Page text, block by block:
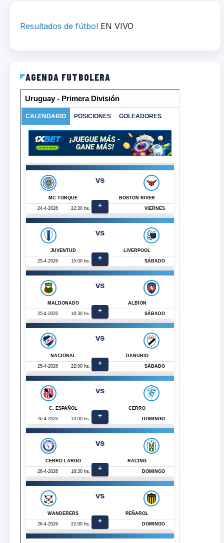
Resultados de fútbol EN VIVO
AGENDA FUTBOLERA